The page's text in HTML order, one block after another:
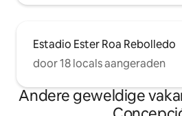
Estadio Ester Roa Rebolledo
door 18 locals aangeraden
Andere geweldige